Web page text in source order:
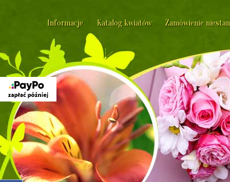
Informacje Katalog kwiatów Zamówienie